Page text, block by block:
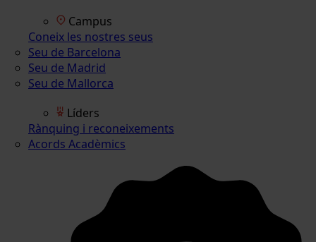
Campus
Coneix les nostres seus
Seu de Barcelona
Seu de Madrid
Seu de Mallorca
Líders
Rànquing i reconeixements
Acords Acadèmics